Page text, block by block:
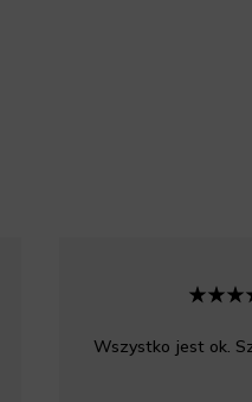
Wszystko jest ok.